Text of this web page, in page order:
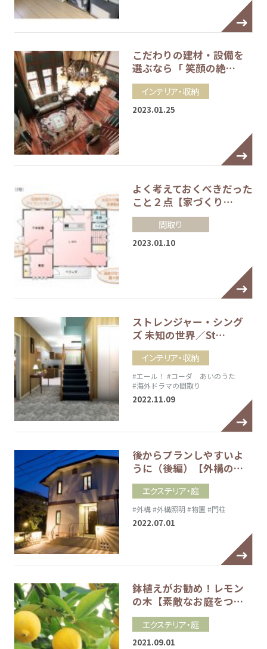
こだわりの建材・設備を
選ぶなら「 笑顔の絶…
インテリア・収納
2023.01.25
よく考えておくべきだった
こと２点【家づくり…
間取り
2023.01.10
ストレンジャー・シング
ズ 未知の世界／St…
インテリア・収納
#エール！ #コーダ あいのうた
#海外ドラマの間取り
2022.11.09
後からプランしやすいよ
うに（後編）【外構の…
エクステリア・庭
#外構#外構照明 #物置 #門柱
2022.07.01
鉢植えがお勧め！レモン
の木【素敵なお庭をつ…
エクステリア・庭
2021.09.01